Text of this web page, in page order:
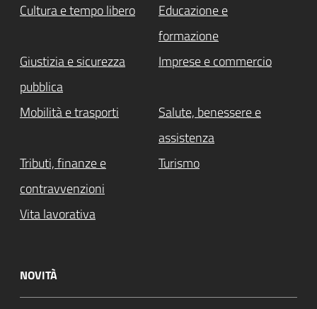
Cultura e tempo libero
Educazione e
formazione
Giustizia e sicurezza
pubblica
Imprese e commercio
Mobilità e trasporti
Salute, benessere e
assistenza
Tributi, finanze e
contravvenzioni
Turismo
Vita lavorativa
NOVITÀ